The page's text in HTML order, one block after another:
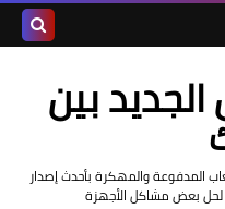
المدونةبين
المدفوعة والمهكرة بأحدث إصدار
لحل بعض مشاكل الأجهزة